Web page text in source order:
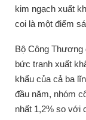
kim ngạch xuất
coi là một điểm
Bộ Công Thương
bức tranh xuất
khẩu của cả ba
đầu năm, nhóm
nhất 1,2% so với